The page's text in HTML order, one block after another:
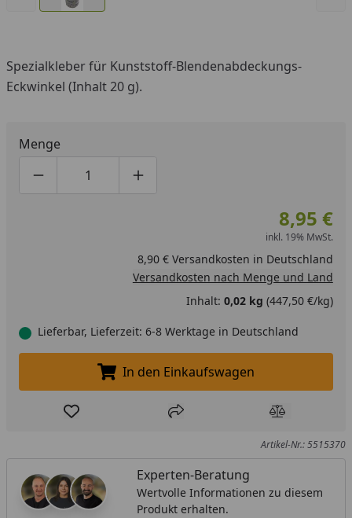
Spezialkleber für Kunststoff-Blendenabdeckungs-
Eckwinkel (Inhalt 20 g).
Menge
Produktmenge um eins verringern
Produktmenge manuell eingeben
Produktmenge um eins erhöhen
8,95 €
inkl. 19% MwSt.
8,90 € Versandkosten in Deutschland
Versandkosten nach Menge und Land
Inhalt: 0,02 kg (447,50 €/kg)
Lieferbar, Lieferzeit: 6-8 Werktage in Deutschland
In den Einkaufswagen legen
In den Einkaufswagen
Produkt zur Wunschliste hinzufügen
Teilen Produkt
Artikel-Nr.: 5515370
Experten-Beratung
Wertvolle Informationen zu diesem
Produkt erhalten.